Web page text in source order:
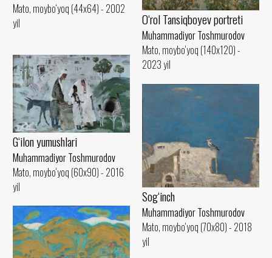
O‘rol Tansiqboyev portreti
Muhammadiyor Toshmurodov
Mato, moybo‘yoq (140x120) -
2023 yil
Mato, moybo‘yoq (44x64) - 2002
yil
G‘ilon yumushlari
Muhammadiyor Toshmurodov
Mato, moybo‘yoq (60x90) - 2016
yil
Sog‘inch
Muhammadiyor Toshmurodov
Mato, moybo‘yoq (70x80) - 2018
yil